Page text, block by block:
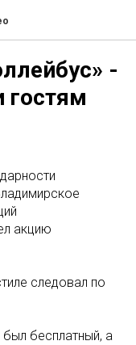
-
гостям
акцию
следовал по
бесплатный, а